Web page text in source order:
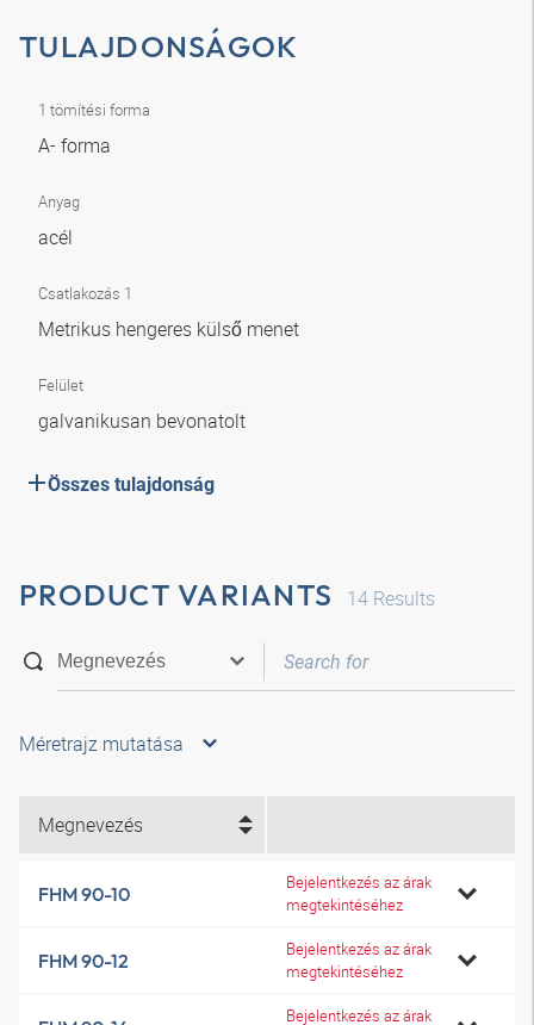
TULAJDONSÁGOK
1 tömítési forma
A- forma
Anyag
acél
Csatlakozás 1
Metrikus hengeres külső menet
Felület
galvanikusan bevonatolt
Összes tulajdonság
PRODUCT VARIANTS 14 Results
Méretrajz mutatása
Megnevezés
FHM 90-10
Bejelentkezés az árak
megtekintéséhez
FHM 90-12
Bejelentkezés az árak
megtekintéséhez
Bejelentkezés az árak